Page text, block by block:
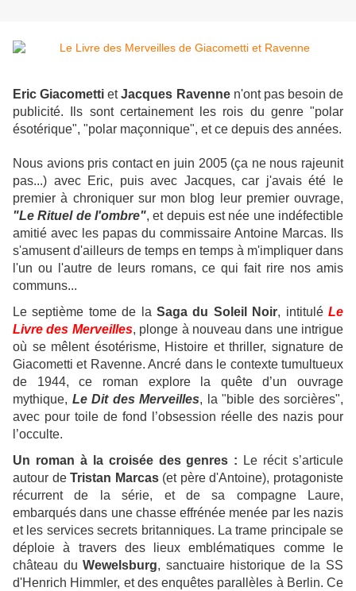
Eric Giacometti etJacques Ravennen'ont pas besoin de
publicité. Ils sont certainement les rois du genre "polar
ésotérique", "polar maçonnique", et ce depuis des années.
Nous avions pris contact en juin 2005 (ça ne nous rajeunit
pas...) avec Eric, puis avec Jacques, car j'avais été le
premier à chroniquer sur mon blog leur premier ouvrage,
"Le Rituel de l'ombre", et depuis est née une indéfectible
amitié avec les papas du commissaire Antoine Marcas. Ils
s'amusent d'ailleurs de temps en temps à m'impliquer dans
l'un ou l'autre de leurs romans, ce qui fait rire nos amis
communs...
Le septième tome de la Saga du Soleil Noir, intituléLe
Livre des Merveilles, plonge à nouveau dans une intrigue
où se mêlent ésotérisme, Histoire et thriller, signature de
Giacometti et Ravenne. Ancré dans le contexte tumultueux
de 1944, ce roman explore la quête d’un ouvrage
mythique, Le Dit des Merveilles, la "bible des sorcières",
avec pour toile de fond l’obsession réelle des nazis pour
l’occulte.
Un roman à la croisée des genres : Le récit s’articule
autour deTristan Marcas(et père d'Antoine), protagoniste
récurrent de la série, et de sa compagne Laure,
embarqués dans une chasse effrénée menée par les nazis
et les services secrets britanniques. La trame principale se
déploie à travers des lieux emblématiques comme le
château duWewelsburg, sanctuaire historique de la SS
d'Henrich Himmler, et des enquêtes parallèles à Berlin. Ce